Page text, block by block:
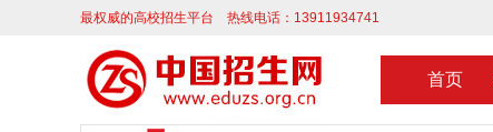
最权威的高校招生平台 热线电话：13911934741
首页